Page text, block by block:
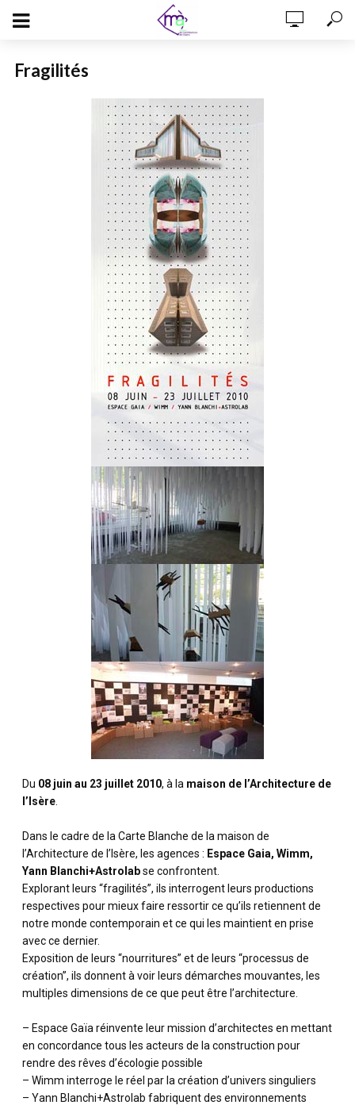
Fragilités
Du 08 juin au 23 juillet 2010, à la maison de l’Architecture de
l’Isère
Dans le cadre de la Carte Blanche de la maison de
l’Architecture de l’Isère, les agences : Espace Gaia, Wimm,
Yann Blanchi+Astrolabse confrontent.
Explorant leurs “fragilités”, ils interrogent leurs productions
respectives pour mieux faire ressortir ce qu’ils retiennent de
notre monde contemporain et ce qui les maintient en prise
avec ce dernier.
Exposition de leurs “nourritures” et de leurs “processus de
création”, ils donnent à voir leurs démarches mouvantes, les
multiples dimensions de ce que peut être l’architecture.
– Espace Gaïa réinvente leur mission d’architectes en mettant
en concordance tous les acteurs de la construction pour
rendre des rêves d’écologie possible
– Wimm interroge le réel par la création d’univers singuliers
– Yann Blanchi+Astrolab fabriquent des environnements